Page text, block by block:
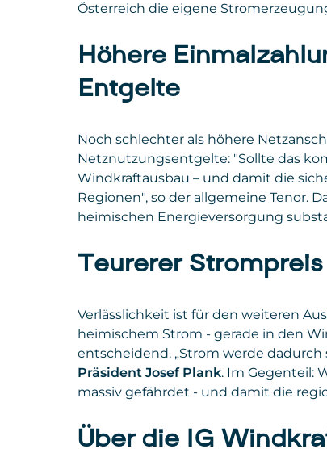
Österreich die eigene
Höhere
Entgelte
Noch schlechter als höhere
Netznutzungsentgelte: "Sollte das
Windkraftausbau – und damit die
Regionen", so der allgemeine Tenor.
heimischen Energieversorgung
Teurerer
Verlässlichkeit ist für den weiteren
heimischem Strom - gerade in den
entscheidend. „Strom werde
Präsident Josef Plank. Im Gegenteil:
massiv gefährdet - und damit die
Über die IG